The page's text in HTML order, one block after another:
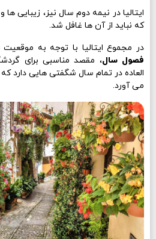
ایتالیا در نیمه دوم سال نیز، زیبایی
که نباید از آن ها غافل شد.
در مجموع ایتالیا با توجه به موقعیت
فصول سال، مقصد مناسبی برای
العاده در تمام سال شگفتی هایی دارد که
می آورد.